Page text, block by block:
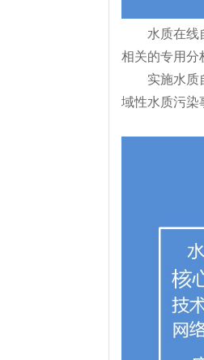
水质在线自
相关的专用分
实施水质
域性水质污染